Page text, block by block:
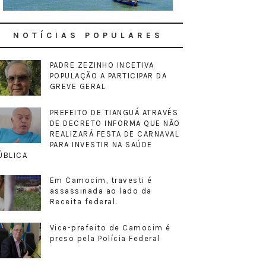
NOTÍCIAS POPULARES
PADRE ZEZINHO INCETIVA
POPULAÇÃO A PARTICIPAR DA
GREVE GERAL
PREFEITO DE TIANGUÁ ATRAVÉS
DE DECRETO INFORMA QUE NÃO
REALIZARÁ FESTA DE CARNAVAL
PARA INVESTIR NA SAÚDE
Em Camocim, travesti é
assassinada ao lado da
Receita federal.
Vice-prefeito de Camocim é
preso pela Polícia Federal